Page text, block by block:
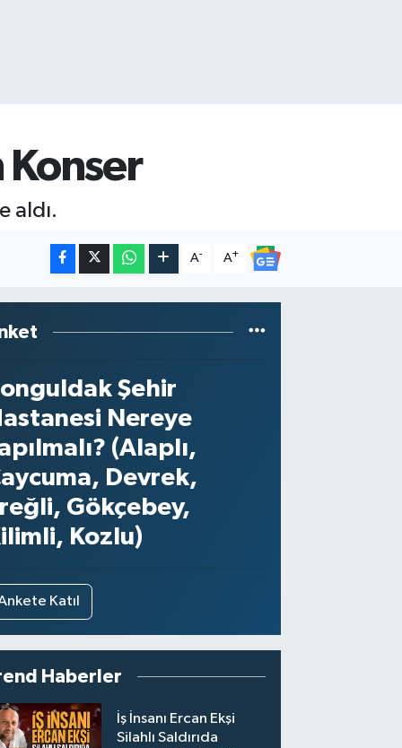
aldı.
A- A+
Şehir
Nereye
(Alaplı,
Devrek,
Gökçebey,
Kozlu)
Katıl
Haberler
İş İnsanı Ercan Ekşi
Silahlı Saldırıda